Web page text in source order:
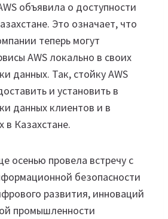
объявила о доступности
Это означает, что
теперь могут
AWS локально в своих
данных. Так, стойку AWS
и установить в
данных клиентов и в
в Казахстане.
осенью провела встречу с
безопасности
развития, инноваций
промышленности